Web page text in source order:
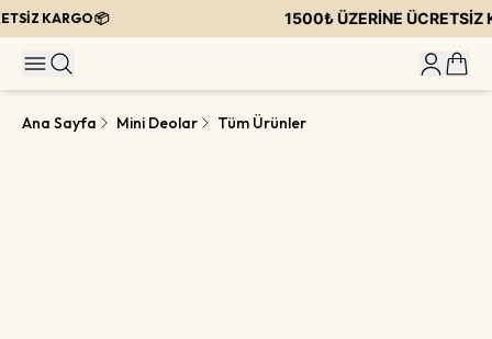
KARGO 📦 1500₺ ÜZERİNE ÜCRETSİZ
Ana Sayfa Mini Deolar Tüm Ürünler